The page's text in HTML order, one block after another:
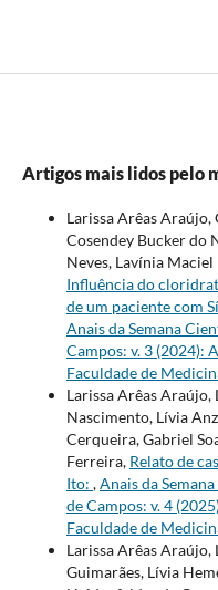
Artigos mais lidos pelo
Larissa Arêas Araújo,
Cosendey Bucker do
Neves, Lavínia
Influência do
de um paciente com
Anais da Semana
Campos: v. 3 (2024):
Faculdade de
Larissa Arêas Araújo,
Nascimento, Lívia
Cerqueira, Gabriel
Ferreira, Relato de
Ito: ,Anais da
de Campos: v. 4
Faculdade de
Larissa Arêas
Guimarães, Lívia